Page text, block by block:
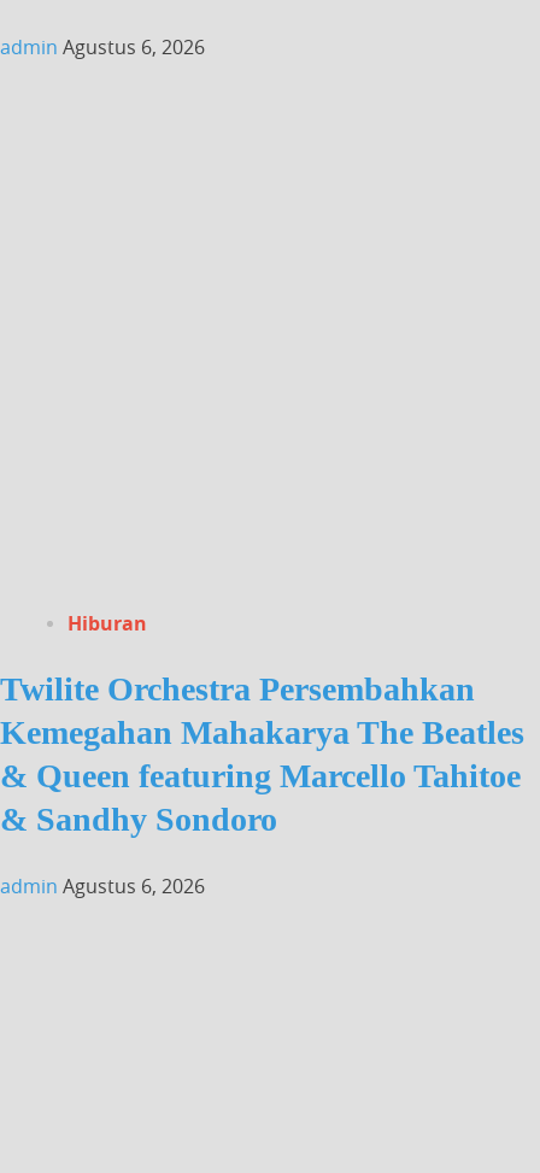
admin Agustus 6, 2026
Hiburan
Twilite Orchestra Persembahkan
Kemegahan Mahakarya The Beatles
& Queen featuring Marcello Tahitoe
& Sandhy Sondoro
admin Agustus 6, 2026